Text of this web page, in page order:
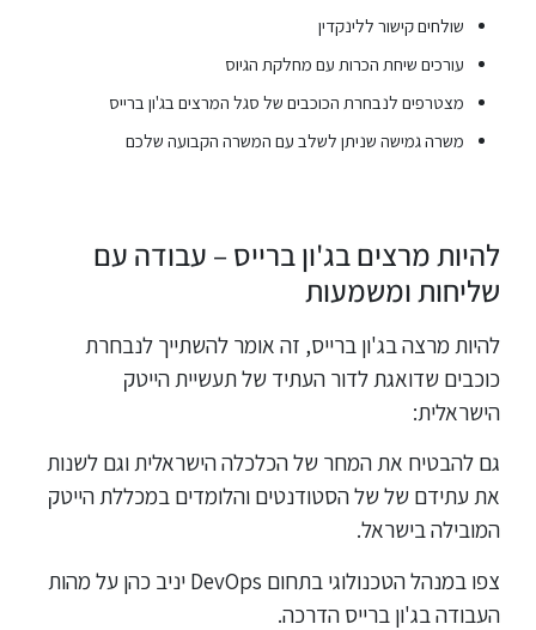
שולחים קישור ללינקדין
עורכים שיחת הכרות עם מחלקת הגיוס
מצטרפים לנבחרת הכוכבים של סגל המרצים בג'ון ברייס
משרה גמישה שניתן לשלב עם המשרה הקבועה שלכם
להיות מרצים בג'ון ברייס – עבודה עם
שליחות ומשמעות
להיות מרצה בג'ון ברייס, זה אומר להשתייך לנבחרת
כוכבים שדואגת לדור העתיד של תעשיית הייטק
הישראלית:
גם להבטיח את המחר של הכלכלה הישראלית וגם לשנות
את עתידם של של הסטודנטים והלומדים במכללת הייטק
המובילה בישראל.
צפו במנהל הטכנולוגי בתחום DevOps יניב כהן על מהות
העבודה בג'ון ברייס הדרכה.